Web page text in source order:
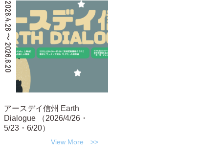
サザンガク動画 on YouTube
起業・創業支援動画 on YouTube
ご利用案内
よくある質問
関連リンク
アースデイ信州 Earth
Dialogue （2026/4/26・
5/23・6/20）
2026.4.26 〜 2026.6.20